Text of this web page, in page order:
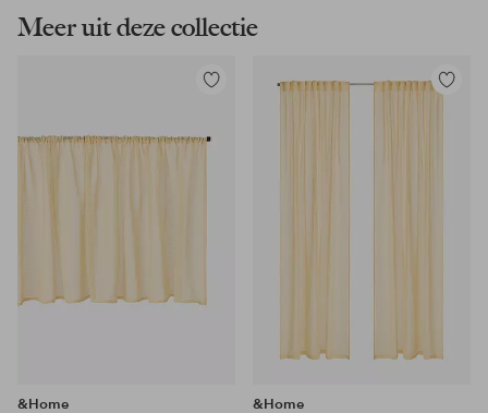
Meer uit deze collectie
Toevoegen
&Home
&Home